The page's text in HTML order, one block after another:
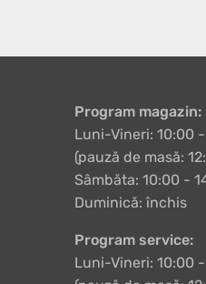
Program magazin:
Luni-Vineri: 10:00
(pauză de masă:
Sâmbăta: 10:00 -
Duminică: închis
Program service:
Luni-Vineri: 10:00